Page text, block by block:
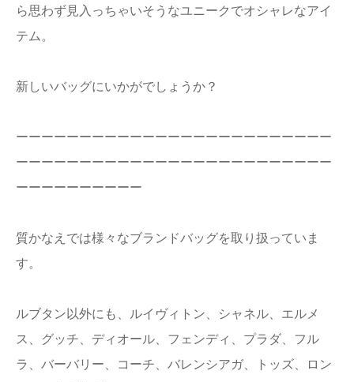
ら思わず見入っちゃいそうなユニークでオシャレなアイ
テム。
新しいバッグにいかがでしょうか？
ーーーーーーーーーーーーーーーーーーーーーーーーー
ーーーーーーーーーーーーーーーーーーーーーーーーー
ーーーーーーーーーー
質かなえでは様々なブランドバッグを取り扱っていま
す。
ルブタン以外にも、ルイヴィトン、シャネル、エルメ
ス、グッチ、ディオール、フェンディ、プラダ、フル
ラ、バーバリー、コーチ、バレンシアガ、トッズ、ロン